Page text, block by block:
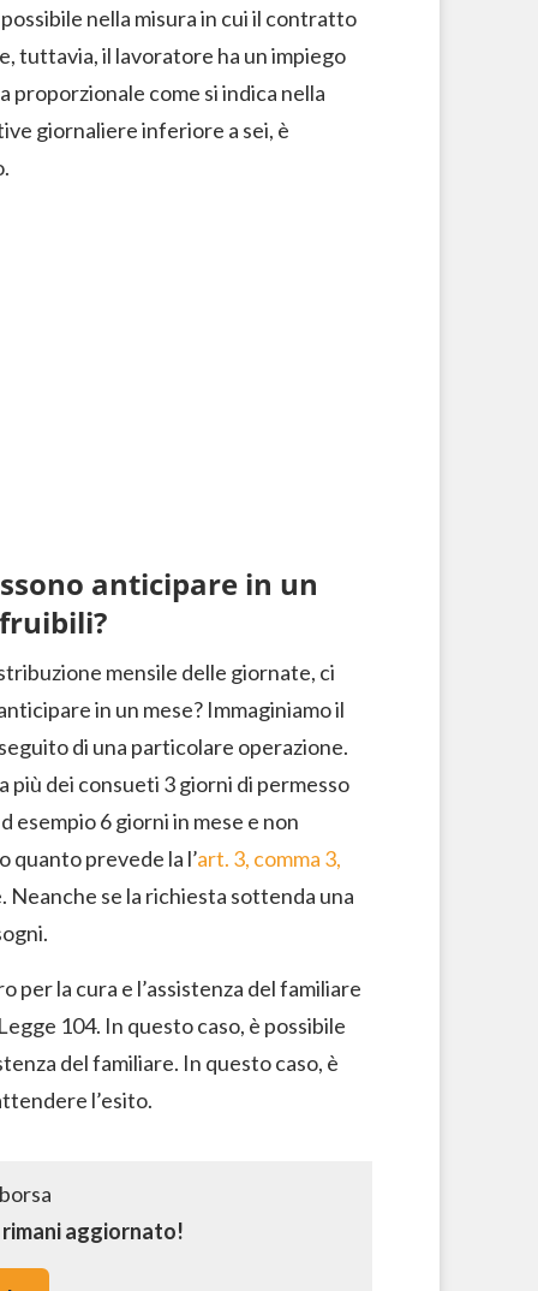
nella misura in cui il contratto
tuttavia, il lavoratore ha un impiego
proporzionale come si indica nella
giornaliere inferiore a sei, è
anticipare in un
mensile delle giornate, ci
in un mese? Immaginiamo il
di una particolare operazione.
dei consueti 3 giorni di permesso
esempio 6 giorni in mese e non
quanto prevede la l’art. 3, comma 3,
Neanche se la richiesta sottenda una
per la cura e l’assistenza del familiare
104. In questo caso, è possibile
del familiare. In questo caso, è
l’esito.
aggiornato!